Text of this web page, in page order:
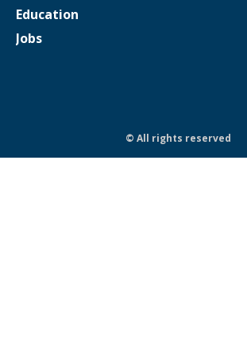
Education
Jobs
© All rights reserved